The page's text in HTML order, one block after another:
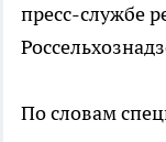
пресс-службе
По словам